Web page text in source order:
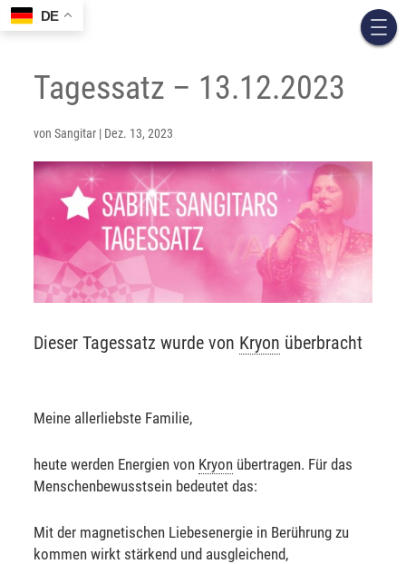
Tagessatz – 13.12.2023
vonSangitar | Dez. 13, 2023
Dieser Tagessatz wurde von Kryon überbracht
Meine allerliebste Familie,
heute werden Energien von Kryon übertragen. Für das
Menschenbewusstsein bedeutet das:
Mit der magnetischen Liebesenergie in Berührung zu
kommen wirkt stärkend und ausgleichend,
DE